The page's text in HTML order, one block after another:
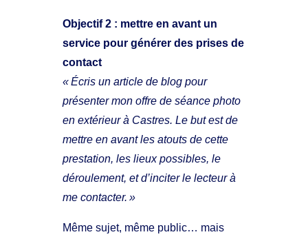
Objectif 2 : mettre en avant un
service pour générer des prises de
contact
« Écris un article de blog pour
présenter mon offre de séance photo
en extérieur à Castres. Le but est de
mettre en avant les atouts de cette
prestation, les lieux possibles, le
déroulement, et d’inciter le lecteur à
me contacter. »
Même sujet, même public… mais